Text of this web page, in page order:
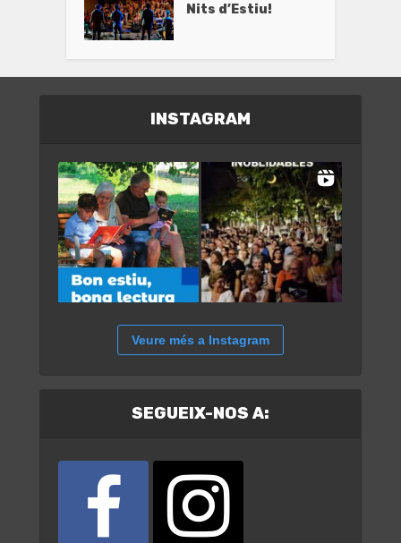
Nits d’Estiu!
INSTAGRAM
Veure més a Instagram
SEGUEIX-NOS A: